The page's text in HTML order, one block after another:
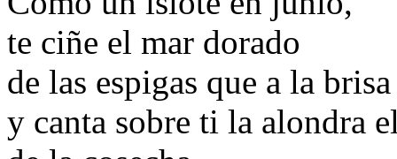
te ciñe el mar dorado
de las espigas que a la
y canta sobre ti la alondra